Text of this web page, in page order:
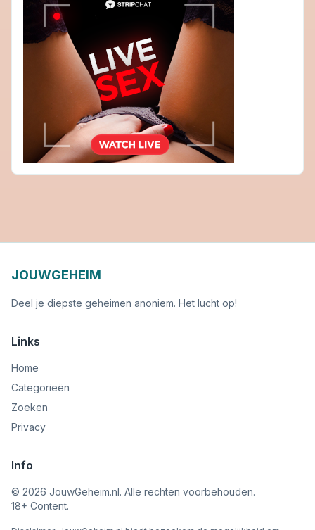
JOUWGEHEIM
Deel je diepste geheimen anoniem. Het lucht op!
Links
Home
Categorieën
Zoeken
Privacy
Info
© 2026 JouwGeheim.nl. Alle rechten voorbehouden.
18+ Content.